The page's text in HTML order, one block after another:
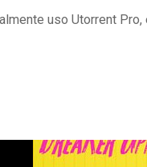
uso Utorrent Pro,